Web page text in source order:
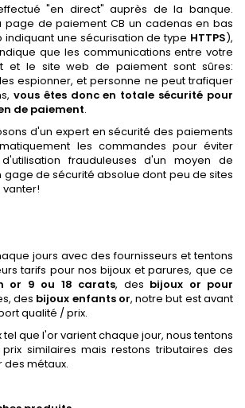
"en direct" auprès de la banque.
page de paiement CB un cadenas en bas
une sécurisation de type HTTPS),
que les communications entre votre
et le site web de paiement sont sûres:
espionner, et personne ne peut trafiquer
vous êtes donc en totale sécurité pour
de paiement.
d'un expert en sécurité des paiements
les commandes pour éviter
frauduleuses d'un moyen de
gage de sécurité absolue dont peu de sites
vanter!
jours avec des fournisseurs et tentons
tarifs pour nos bijoux et parures, que ce
or 9 ou 18 carats, des bijoux or pour
des bijoux enfants or, notre but est avant
qualité / prix.
tel que l'or varient chaque jour, nous tentons
similaires mais restons tributaires des
des métaux.